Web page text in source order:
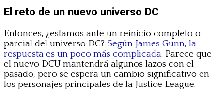
El reto de un nuevo universo DC
Entonces, ¿estamos ante un reinicio completo o
parcial del universo DC? Según James Gunn, la
respuesta es un poco más complicada. Parece que
el nuevo DCU mantendrá algunos lazos con el
pasado, pero se espera un cambio significativo en
los personajes principales de la Justice League.